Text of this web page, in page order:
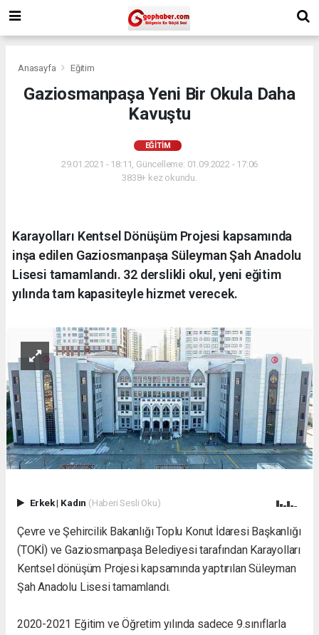
Anasayfa Eğitim
Gaziosmanpaşa Yeni Bir Okula Daha
Kavuştu
EĞITIM
29.01.2021 - 18:11, Güncelleme: 01.09.2022 - 17:06
3838+ kez okundu.
Karayolları Kentsel Dönüşüm Projesi kapsamında
inşa edilen Gaziosmanpaşa Süleyman Şah Anadolu
Lisesi tamamlandı. 32 derslikli okul, yeni eğitim
yılında tam kapasiteyle hizmet verecek.
Erkek| Kadın (Haberi Sesli Oku)
Çevre ve Şehircilik Bakanlığı Toplu Konut İdaresi Başkanlığı
(TOKİ) ve Gaziosmanpaşa Belediyesi tarafından Karayolları
Kentsel dönüşüm Projesi kapsamında yaptırılan Süleyman
Şah Anadolu Lisesi tamamlandı.
2020-2021 Eğitim ve Öğretim yılında sadece 9.sınıflarla